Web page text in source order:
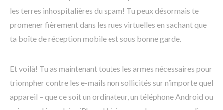
les terres inhospitalières du spam! Tu peux désormais te
promener fièrement dans les rues virtuelles en sachant que
ta boîte de réception mobile est sous bonne garde.
Et voilà! Tu as maintenant toutes les armes nécessaires pour
triompher contre les e-mails non sollicités sur n’importe quel
appareil – que ce soit un ordinateur, un téléphone Android ou